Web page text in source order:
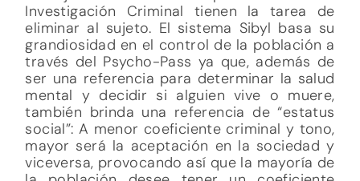
Investigación Criminal tienen la tarea de
eliminar al sujeto. El sistema Sibyl basa su
grandiosidad en el control de la población a
través del Psycho-Pass ya que, además de
ser una referencia para determinar la salud
mental y decidir si alguien vive o muere,
también brinda una referencia de “estatus
social”: A menor coeficiente criminal y tono,
mayor será la aceptación en la sociedad y
viceversa, provocando así que la mayoría de